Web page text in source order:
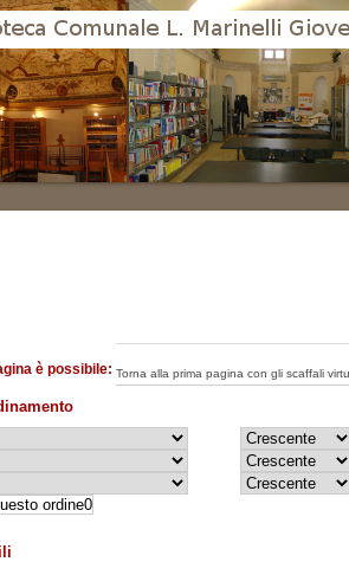
è possibile: Torna alla prima pagina con gli scaffali